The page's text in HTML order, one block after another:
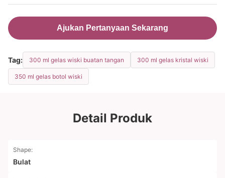
Ajukan Pertanyaan Sekarang
Tag: 300 ml gelas wiski buatan tangan 300 ml gelas kristal wiski
350 ml gelas botol wiski
Detail Produk
Shape:
Bulat